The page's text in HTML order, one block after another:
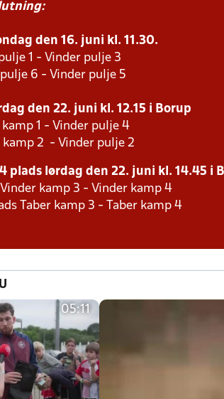
den 16. juni kl. 11.30.
1 - Vinder pulje 3
6 - Vinder pulje 5
den 22. juni kl. 12.15 i Borup
1 - Vinder pulje 4
kamp 2 - Vinder pulje 2
plads lørdag den 22. juni kl. 14.45 i
kamp 3 - Vinder kamp 4
Taber kamp 3 - Taber kamp 4
05:11